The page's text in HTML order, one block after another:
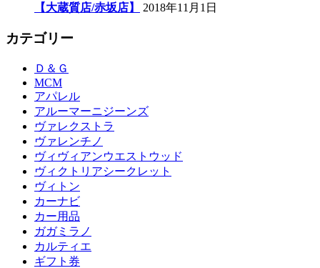
【大蔵質店/赤坂店】
2018年11月1日
カテゴリー
Ｄ＆Ｇ
MCM
アパレル
アルーマーニジーンズ
ヴァレクストラ
ヴァレンチノ
ヴィヴィアンウエストウッド
ヴィクトリアシークレット
ヴィトン
カーナビ
カー用品
ガガミラノ
カルティエ
ギフト券